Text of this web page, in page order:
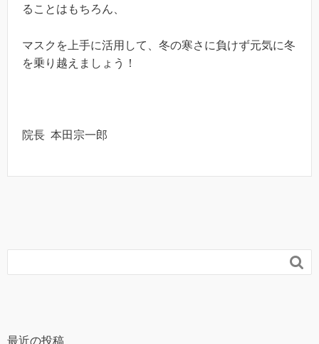
ることはもちろん、
マスクを上手に活用して、冬の寒さに負けず元気に冬
を乗り越えましょう！
院長 本田宗一郎

最近の投稿